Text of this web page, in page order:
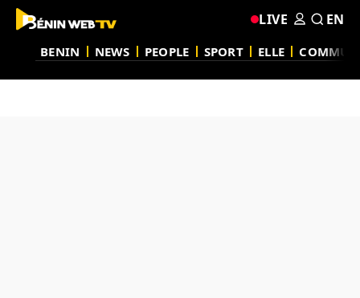
BENIN NEWS PEOPLE SPORT ELLE
LIVE EN